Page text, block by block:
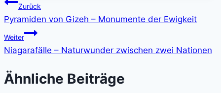
Beitragsnavigation
Zurück
Pyramiden von Gizeh – Monumente der Ewigkeit
Weiter
Niagarafälle – Naturwunder zwischen zwei Nationen
Ähnliche Beiträge